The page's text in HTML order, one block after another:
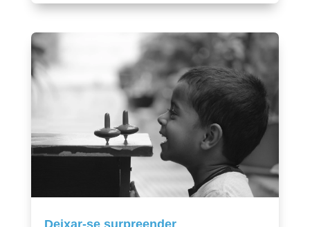
Deixar-se surpreender